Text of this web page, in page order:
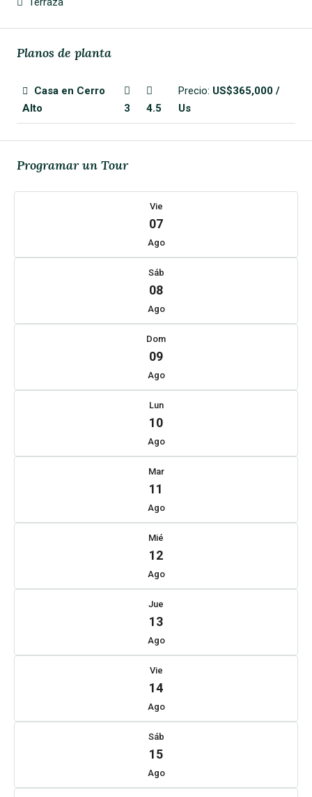
Planos de planta
Casa en Cerro
Alto
3 4.5
Precio: US$365,000 /
Us
Programar un Tour
Vie
07
Ago
Sáb
08
Ago
Dom
09
Ago
Lun
10
Ago
Mar
11
Ago
Mié
12
Ago
Jue
13
Ago
Vie
14
Ago
Sáb
15
Ago